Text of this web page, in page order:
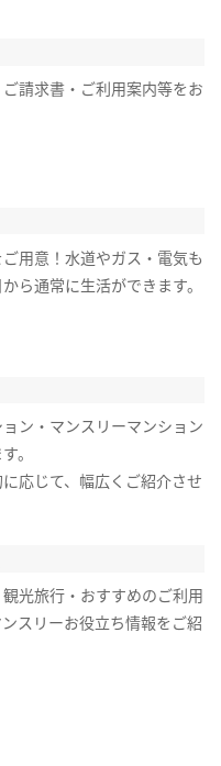
請求書・ご利用案内等をお
用意！水道やガス・電気も
ら通常に生活ができます。
ン・マンスリーマンション
。
応じて、幅広くご紹介させ
光旅行・おすすめのご利用
スリーお役立ち情報をご紹